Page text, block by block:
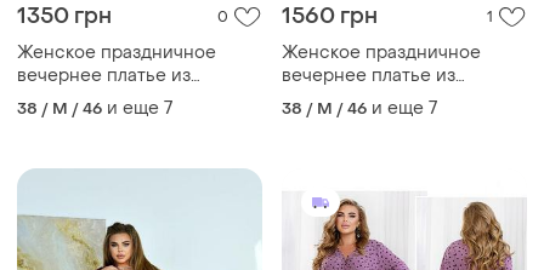
1350 грн 0
Женское праздничное
вечернее платье из
костюмки барби свет
розовый длинная макси
поясом с длинными
рукавами из декольте
38 / M / 46 и еще 7
1560 грн 1
Женское праздничное
вечернее платье из
костюмки барби нежно
розовое длинное макси
рукавами из декольте
38 / M / 46 и еще 7